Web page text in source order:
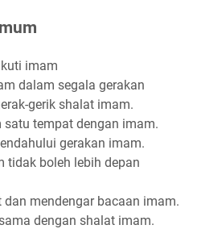
imam
dalam segala gerakan
gerik shalat imam.
tempat dengan imam.
gerakan imam.
tidak boleh lebih depan
mendengar bacaan imam.
dengan shalat imam.